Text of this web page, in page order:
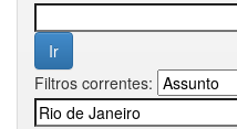
Filtros correntes: